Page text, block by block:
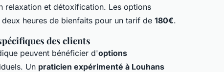
relaxation et détoxification. Les options
heures de bienfaits pour un tarif de 180€.
des clients
peuvent bénéficier d'options
Un praticien expérimenté à Louhans